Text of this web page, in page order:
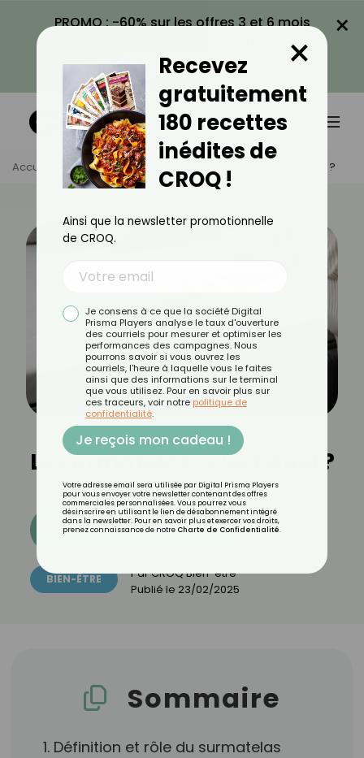
PROMO : -60% sur les offres 3 et 6 mois
VOIR LA PROMO
×
Accueil Actus Bien-Être Le Surmatelas : C’est Quoi ?
Le surmatelas : c’est quoi ?
Découvrez les 11 menus CROQ
BIEN-ÊTRE ParCROQ Bien-être
Publié le 23/02/2025
Sommaire
1. Définition et rôle du surmatelas
Recevez
gratuitement
180 recettes
inédites de
CROQ !
×
Ainsi que la newsletter promotionnelle
de CROQ.
Je consens à ce que la société Digital
Prisma Players analyse le taux d'ouverture
des courriels pour mesurer et optimiser les
performances des campagnes. Nous
pourrons savoir si vous ouvrez les
courriels, l'heure à laquelle vous le faites
ainsi que des informations sur le terminal
que vous utilisez. Pour en savoir plus sur
ces traceurs, voir notre politique de
confidentialité.
Je reçois mon cadeau !
Votre adresse email sera utilisée par Digital Prisma Players
pour vous envoyer votre newsletter contenant des offres
commerciales personnalisées. Vous pourrez vous
désinscrire en utilisant le lien de désabonnement intégré
dans la newsletter. Pour en savoir plus et exercer vos droits,
prenez connaissance de notre Charte de Confidentialité.